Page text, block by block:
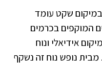
שקט עומד
המוקפים בכרמים
אידיאלי ונוח
נופש נוח זה נשקף